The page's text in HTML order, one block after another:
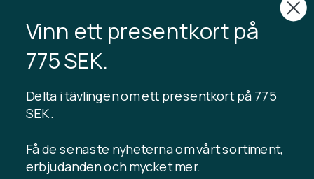
TIBLADIN
Om Tibladin
Blogg
Registrera kundklubb
Kontakta oss
INFORMATION
Vinn ett presentkort på
775 SEK.
Delta i tävlingen om ett presentkort på 775
SEK .
Få de senaste nyheterna om vårt sortiment,
erbjudanden och mycket mer.